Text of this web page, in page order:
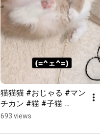
猫猫猫 #おじゃる #マン
チカン #猫 #子猫
#shorts
693 views